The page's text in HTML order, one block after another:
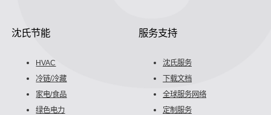
沈氏节能
HVAC
冷链/冷藏
家电/食品
绿色电力
服务支持
沈氏服务
下载文档
全球服务网络
定制服务